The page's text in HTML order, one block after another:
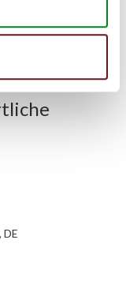
»
DE